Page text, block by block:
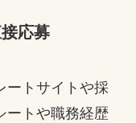
応募
ートサイトや採
ートや職務経歴